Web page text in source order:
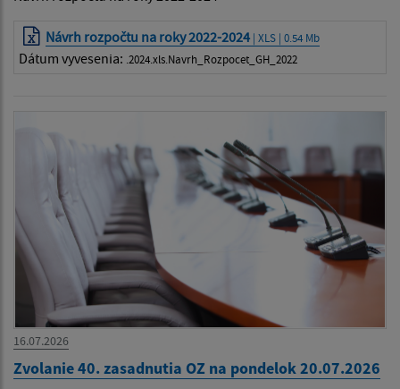
Návrh rozpočtu na roky 2022-2024 | XLS | 0.54 Mb
Dátum vyvesenia: .2024.xls.Navrh_Rozpocet_GH_2022
16.07.2026
Zvolanie 40. zasadnutia OZ na pondelok 20.07.2026